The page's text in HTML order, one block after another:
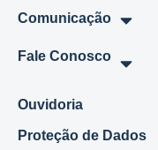
Comunicação
Fale Conosco
Ouvidoria
Proteção de Dados